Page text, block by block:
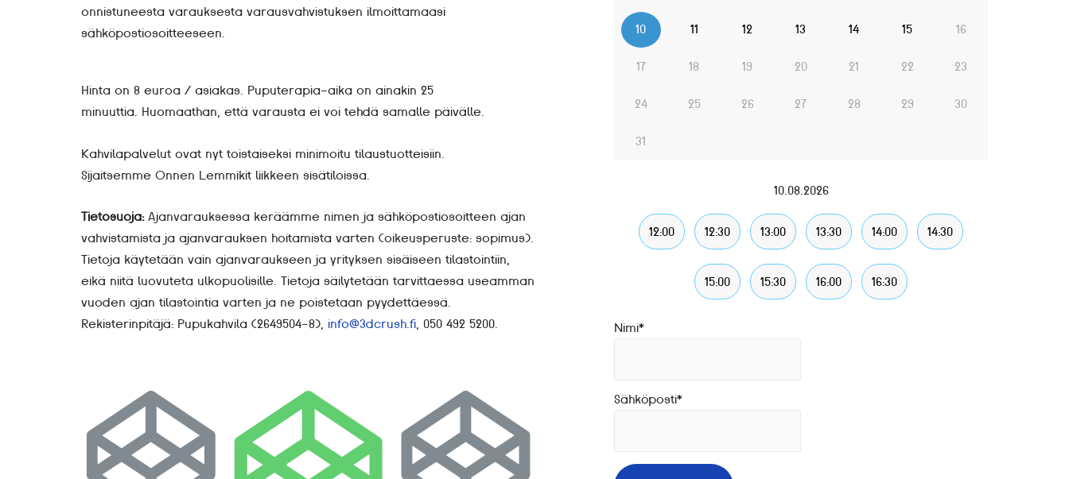
onnistuneesta varauksesta varausvahvistuksen ilmoittamaasi
sähköpostiosoitteeseen.
Hinta on 8 euroa / asiakas. Puputerapia-aika on ainakin 25
minuuttia. Huomaathan, että varausta ei voi tehdä samalle päivälle.
Kahvilapalvelut ovat nyt toistaiseksi minimoitu tilaustuotteisiin.
Sijaitsemme Onnen Lemmikit liikkeen sisätiloissa.
Tietosuoja:Ajanvarauksessa keräämme nimen ja sähköpostiosoitteen ajan
vahvistamista ja ajanvarauksen hoitamista varten (oikeusperuste: sopimus).
Tietoja käytetään vain ajanvaraukseen ja yrityksen sisäiseen tilastointiin,
eikä niitä luovuteta ulkopuolisille. Tietoja säilytetään tarvittaessa useamman
vuoden ajan tilastointia varten ja ne poistetaan pyydettäessä.
Rekisterinpitäjä: Pupukahvila (2649504-8), info@3dcrush.fi, 050 492 5200.
10 11 12 13 14 15 16
17 18 19 20 21 22 23
24 25 26 27 28 29 30
31
10.08.2026
12:00 12:30 13:00 13:30 14:00 14:30
15:00 15:30 16:00 16:30
Nimi*
Sähköposti*